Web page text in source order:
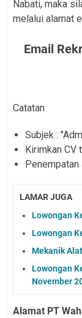
Nabati, maka
melalui alamat
Email
Catatan
Subjek :
Kirimkan CV
Penempatan
LAMAR JUGA
Lowongan
Lowongan
Mekanik
Lowongan
November
Alamat PT